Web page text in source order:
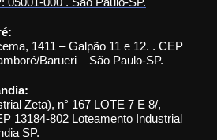
1411 – Galpão 11 e 12. . CEP
Barueri – São Paulo-SP.
Zeta), n° 167 LOTE 7 E 8/,
13184-802 Loteamento Industrial
SP.